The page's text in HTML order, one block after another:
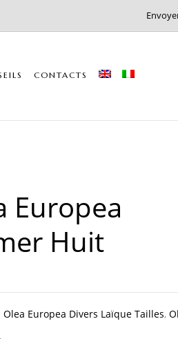
CONTACTS
Europea
Huit
Olea Europea Divers Laïque Tailles,